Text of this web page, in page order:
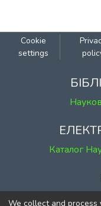
Cookie
settings
Каталог
м. Київ,
We collect and